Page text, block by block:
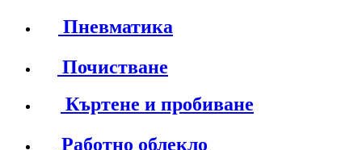
Пневматика
Почистване
Къртене и пробиване
Работно облекло